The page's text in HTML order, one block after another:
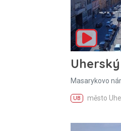
Masarykovo
UB město